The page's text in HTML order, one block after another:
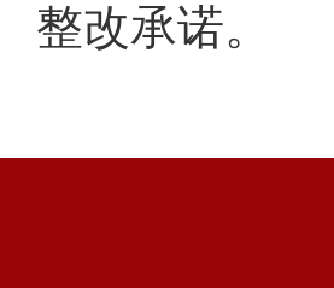
整改承诺。